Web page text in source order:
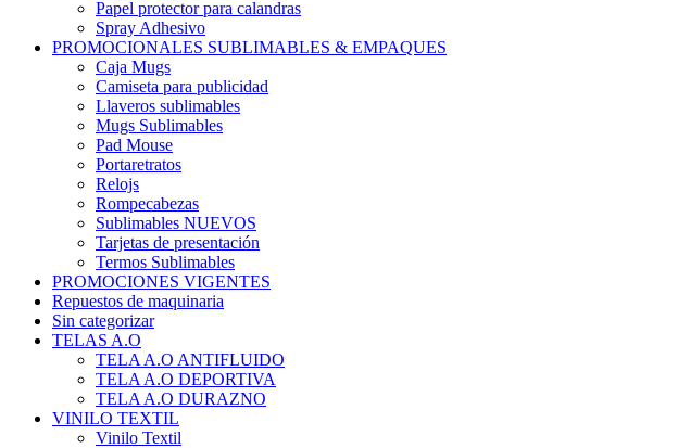
Papel protector para calandras
Spray Adhesivo
PROMOCIONALES SUBLIMABLES & EMPAQUES
Caja Mugs
Camiseta para publicidad
Llaveros sublimables
Mugs Sublimables
Pad Mouse
Portaretratos
Relojs
Rompecabezas
Sublimables NUEVOS
Tarjetas de presentación
Termos Sublimables
PROMOCIONES VIGENTES
Repuestos de maquinaria
Sin categorizar
TELAS A.O
TELA A.O ANTIFLUIDO
TELA A.O DEPORTIVA
TELA A.O DURAZNO
VINILO TEXTIL
Vinilo Textil